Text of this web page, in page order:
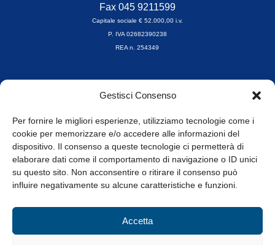
Gestisci Consenso
Per fornire le migliori esperienze, utilizziamo tecnologie come i
cookie per memorizzare e/o accedere alle informazioni del
dispositivo. Il consenso a queste tecnologie ci permetterà di
elaborare dati come il comportamento di navigazione o ID unici
su questo sito. Non acconsentire o ritirare il consenso può
influire negativamente su alcune caratteristiche e funzioni.
Accetta
Fax 045 9211599
Capitale sociale € 52.000,00 i.v.
P. IVA 02682390238
REA n. 254349
Orari di apertura
8.30-13.00 / 14.00-17.30
Whistleblowing
© Tutti i diritti riservati
Privacy Policy e Cookie|Informativa Cookie